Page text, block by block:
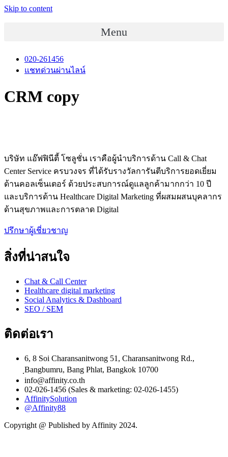
Skip to content
Menu
020-261456
แชทด่วนผ่านไลน์
CRM copy
บริษัท แอ๊ฟฟินีตี้ โซลูชั่น เราคือผู้นำบริการด้าน Call & Chat
Center Service ครบวงจร ที่ได้รับรางวัลการันตีบริการยอดเยี่ยม
ด้านคอลเซ็นเตอร์ ด้วยประสบการณ์ดูแลลูกค้ามากกว่า 10 ปี
และบริการด้าน Healthcare Digital Marketing ที่ผสมผสนบุคลากร
ด้านสุขภาพและการตลาด Digital
ปรึกษาผู้เชี่ยวชาญ
สิ่งที่น่าสนใจ
Chat & Call Center
Healthcare digital marketing
Social Analytics & Dashboard
SEO / SEM
ติดต่อเรา
6, 8 Soi Charansanitwong 51, Charansanitwong Rd.,
ฺBangbumru, Bang Phlat, Bangkok 10700
info@affinity.co.th
02-026-1456 (Sales & marketing: 02-026-1455)
AffinitySolution
@Affinity88
Copyright @ Published by Affinity 2024.